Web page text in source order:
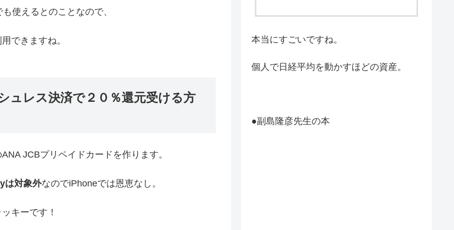
使えるとのことなので、
できますね。
ュレス決済で２０％還元受ける方
JCBプリペイドカードを作ります。
は対象外なのでiPhoneでは恩恵なし。
キーです！
本当にすごいですね。
個人で日経平均を動かすほどの資産。
●副島隆彦先生の本